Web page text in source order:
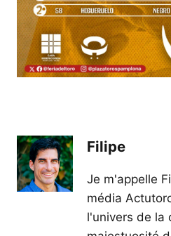
Filipe
Je m'appelle
média
l'univers de la